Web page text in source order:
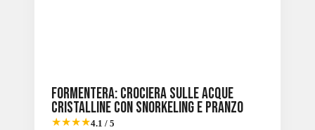
Formentera: Crociera sulle acque
cristalline con snorkeling e pranzo
★★★★4.1 / 5